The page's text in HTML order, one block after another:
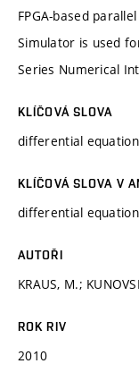
FPGA-based
Simulator is used
Series Numerical
KLÍČOVÁ SLOVA
differential
KLÍČOVÁ SLOVA V
differential
AUTOŘI
KRAUS, M.;
ROK RIV
2010